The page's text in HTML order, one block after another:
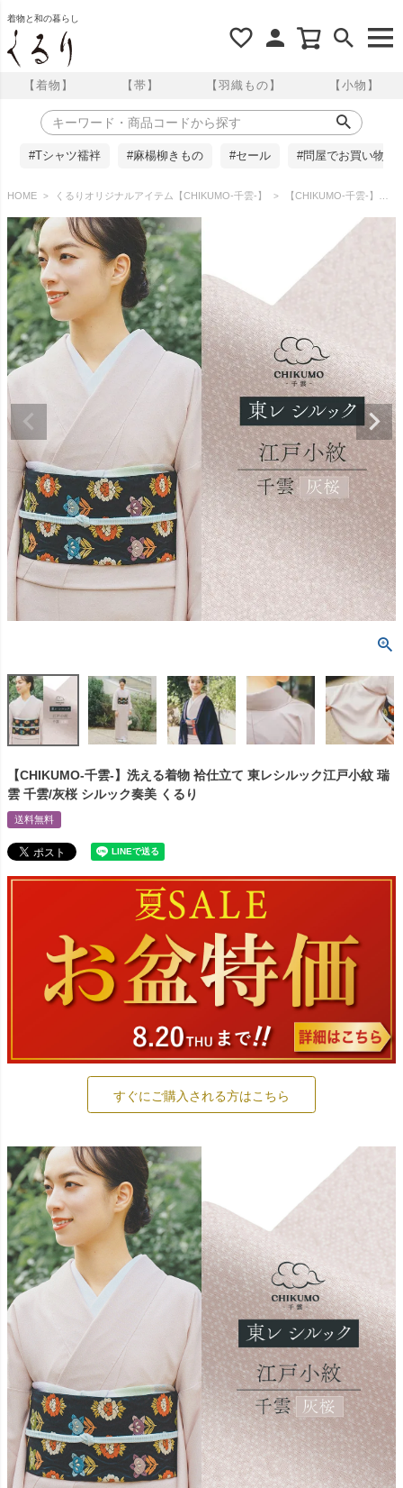
着物と和の暮らし
【着物】 【帯】 【羽織もの】 【小物】
#Tシャツ襦袢 #麻楊柳きもの #セール #問屋でお買い物
HOME くるりオリジナルアイテム【CHIKUMO-千雲-】 【CHIKUMO-千雲-】洗える着物 袷仕立て 東レシルック江戸小紋 瑞雲 千雲/灰桜 シルック奏美 くるり
【CHIKUMO-千雲-】洗える着物 袷仕立て 東レシルック江戸小紋 瑞
雲 千雲/灰桜 シルック奏美 くるり
送料無料
すぐにご購入される方はこちら